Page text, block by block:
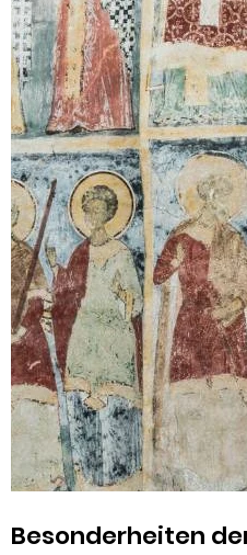
Besonderheiten